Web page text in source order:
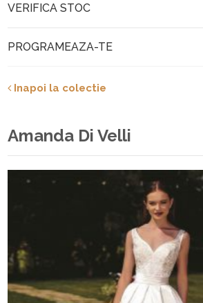
VERIFICA STOC
PROGRAMEAZA-TE
Inapoi la colectie
Amanda Di Velli